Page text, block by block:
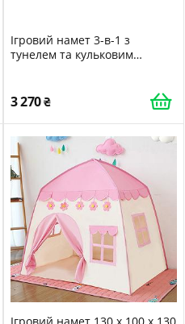
Ігровий намет 3-в-1 з
тунелем та кульковим
перенесення
3 270